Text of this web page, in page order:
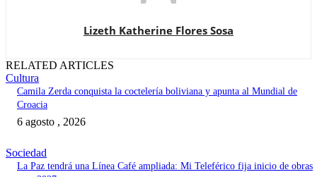
Lizeth Katherine Flores Sosa
RELATED ARTICLES
Cultura
Camila Zerda conquista la coctelería boliviana y apunta al Mundial de
Croacia
6 agosto , 2026
Sociedad
La Paz tendrá una Línea Café ampliada: Mi Teleférico fija inicio de obras